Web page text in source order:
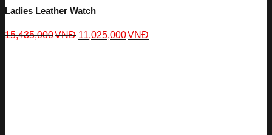
Ladies Leather Watch
15,435,000VNĐ 11,025,000VNĐ